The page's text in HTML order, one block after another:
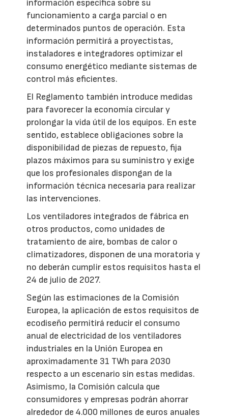
información específica sobre su
funcionamiento a carga parcial o en
determinados puntos de operación. Esta
información permitirá a proyectistas,
instaladores e integradores optimizar el
consumo energético mediante sistemas de
control más eficientes.
El Reglamento también introduce medidas
para favorecer la economía circular y
prolongar la vida útil de los equipos. En este
sentido, establece obligaciones sobre la
disponibilidad de piezas de repuesto, fija
plazos máximos para su suministro y exige
que los profesionales dispongan de la
información técnica necesaria para realizar
las intervenciones.
Los ventiladores integrados de fábrica en
otros productos, como unidades de
tratamiento de aire, bombas de calor o
climatizadores, disponen de una moratoria y
no deberán cumplir estos requisitos hasta el
24 de julio de 2027.
Según las estimaciones de la Comisión
Europea, la aplicación de estos requisitos de
ecodiseño permitirá reducir el consumo
anual de electricidad de los ventiladores
industriales en la Unión Europea en
aproximadamente 31 TWh para 2030
respecto a un escenario sin estas medidas.
Asimismo, la Comisión calcula que
consumidores y empresas podrán ahorrar
alrededor de 4.000 millones de euros anuales